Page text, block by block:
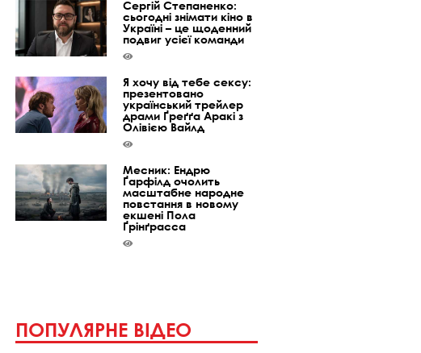
Сергій Степаненко:
сьогодні знімати кіно в
Україні – це щоденний
подвиг усієї команди
Я хочу від тебе сексу:
презентовано
український трейлер
драми Ґреґґа Аракі з
Олівією Вайлд
Месник: Ендрю
Ґарфілд очолить
масштабне народне
повстання в новому
екшені Пола
Ґрінґрасса
ПОПУЛЯРНЕ ВІДЕО